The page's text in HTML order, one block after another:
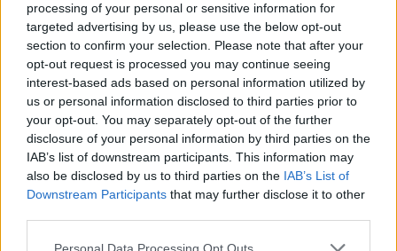
processing of your personal or sensitive information for
targeted advertising by us, please use the below opt-out
section to confirm your selection. Please note that after your
opt-out request is processed you may continue seeing
interest-based ads based on personal information utilized by
us or personal information disclosed to third parties prior to
your opt-out. You may separately opt-out of the further
disclosure of your personal information by third parties on the
IAB’s list of downstream participants. This information may
also be disclosed by us to third parties on the IAB’s List of
Downstream Participants that may further disclose it to other
Please note that this website/app uses one or more Google
Personal Data Processing Opt Outs
stampa del Porto Antico.